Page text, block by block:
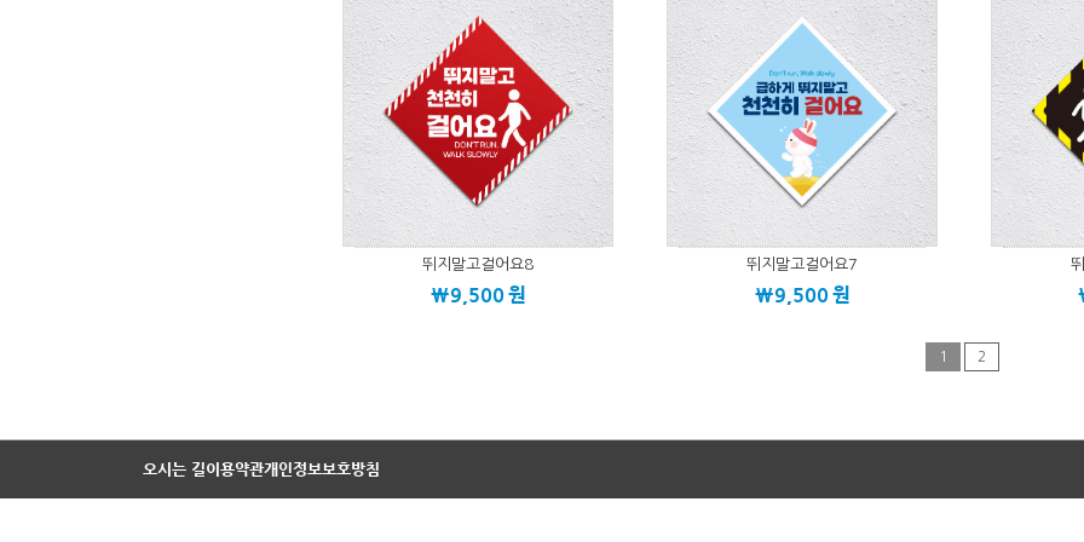
뛰지말고걸어요8
\9,500원
뛰지말고걸어요7
\9,500원
1 2
오시는 길이용약관개인정보보호방침